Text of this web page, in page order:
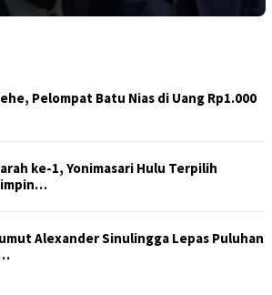
Pelompat Batu Nias di Uang Rp1.000
ke-1, Yonimasari Hulu Terpilih
Alexander Sinulingga Lepas Puluhan